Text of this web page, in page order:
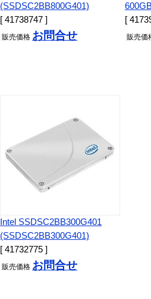
(SSDSC2BB800G401)
[ 41738747 ]
販売価格 お問合せ
[
販売価
Intel SSDSC2BB300G401
(SSDSC2BB300G401)
[ 41732775 ]
販売価格 お問合せ